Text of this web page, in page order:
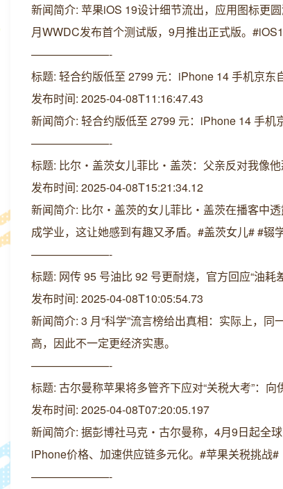
新闻简介: 苹果iOS 19设计细节流出，应用图标更
月WWDC发布首个测试版，9月推出正式版。
———————-
标题: 轻合约版低至 2799 元：iPhone 14 手机京东
发布时间: 2025-04-08T11:16:47.43
新闻简介: 轻合约版低至 2799 元：iPhone 14 手机
———————-
标题: 比尔・盖茨女儿菲比・盖茨：父亲反对我像
发布时间: 2025-04-08T15:21:34.12
新闻简介: 比尔・盖茨的女儿菲比・盖茨在播客中
成学业，这让她感到有趣又矛盾。#盖茨女儿# #辍
———————-
标题: 网传 95 号油比 92 号更耐烧，官方回应“油耗
发布时间: 2025-04-08T10:05:54.73
新闻简介: 3 月“科学”流言榜给出真相：实际上，
高，因此不一定更经济实惠。
———————-
标题: 古尔曼称苹果将多管齐下应对“关税大考”：
发布时间: 2025-04-08T07:20:05.197
新闻简介: 据彭博社马克・古尔曼称，4月9日起全
iPhone价格、加速供应链多元化。#苹果关税挑战#
———————-